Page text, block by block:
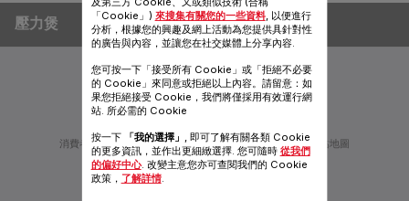
壓力煲
追蹤我們：
消費者服務 私隱政策 賽博亞洲 加入我們 發明者
網站地圖
一般使用條款
Cookie政策
「Cookie」) 來搜集有關您的一些資料, 以便進行
分析，根據您的興趣及網上活動為您提供具針對性
的廣告與內容，並讓您在社交媒體上分享內容.
您可按一下「接受所有 Cookie」或「拒絕不必要
的 Cookie」來同意或拒絕以上內容。請留意：如
果您拒絕接受 Cookie，我們將僅採用有效運行網
站. 所必需的 Cookie
按一下 「我的選擇」
, 即可了解有關各類 Cookie
的更多資訊，並作出更細緻選擇. 您可隨時 從我們
的偏好中心. 改變主意您亦可查閱我們的 Cookie
政策， 了解詳情.